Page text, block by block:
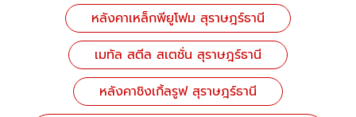
หลังคาเหล็กพียูโฟม สุราษฎร์ธานี
เมทัล สตีล สเตชั่น สุราษฎร์ธานี
หลังคาชิงเกิ้ลรูฟ สุราษฎร์ธานี